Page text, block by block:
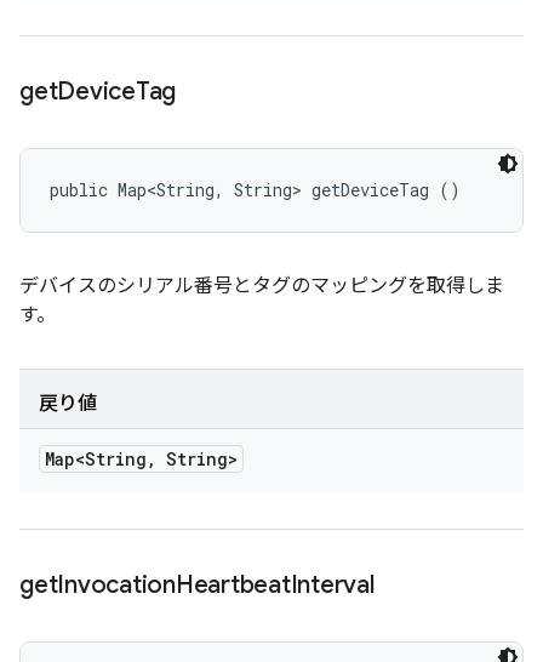
getDeviceTag
public Map<String, String> getDeviceTag ()
デバイスのシリアル番号とタグのマッピングを取得しま
す。
戻り値
Map<String , String>
getInvocationHeartbeatInterval